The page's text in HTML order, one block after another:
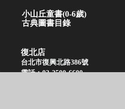
小山丘童書(0-6歲)
古典圖書目錄
復北店
台北市復興北路386號
電話：02-2500-6600